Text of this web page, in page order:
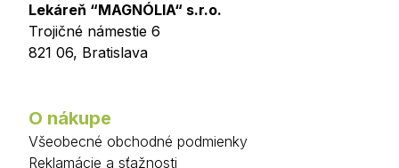
Lekáreň “MAGNÓLIA“ s.r.o.
Trojičné námestie 6
821 06, Bratislava
O nákupe
Všeobecné obchodné podmienky
Reklamácie a sťažnosti